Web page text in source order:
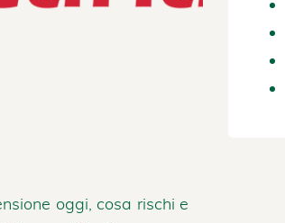
oggi, cosa rischi e